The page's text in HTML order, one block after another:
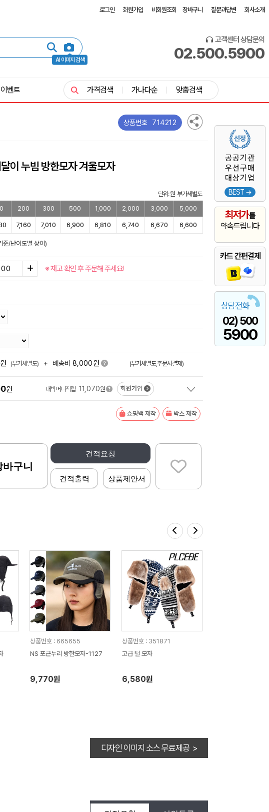
로그인 회원가입 비회원조회 장바구니 질문과답변 회사소개
AI 이미지 검색
고객센터 상담문의
02.500.5900
공공기관
우선구매
대상기업
BEST →
최저가를
약속드립니다
카드 간편결제
상담전화
02) 500
5900
이벤트 가격검색 가나다순 맞춤검색
상품번호 714212
이 누빔 방한모자 겨울모자
단위: 원 부가세별도
200 300 500 1,000 2,000 3,000 5,000
7,160 7,010 6,900 6,810 6,740 6,670 6,600
/난이도별 상이)
※ 재고 확인 후 주문해 주세요!
원 (부가세별도) + 배송비 8,000원 (부가세별도,주문시결제)
원 대박머니적립 11,070원 회원가입
쇼핑백 제작 박스 제작
견적요청
견적출력 상품제안서
바구니
상품번호 : 665655
NS 포근누리 방한모자-1127
9,770원
상품번호 : 351871
고급 털 모자
6,580원
디자인 이미지 소스 무료제공 >